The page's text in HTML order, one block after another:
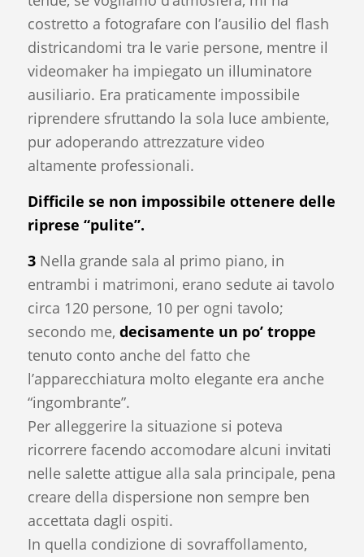
costretto a fotografare con l’ausilio del flash
districandomi tra le varie persone, mentre il
videomaker ha impiegato un illuminatore
ausiliario. Era praticamente impossibile
riprendere sfruttando la sola luce ambiente,
pur adoperando attrezzature video
altamente professionali.
Difficile se non impossibile ottenere delle
riprese “pulite”.
3Nella grande sala al primo piano, in
entrambi i matrimoni, erano sedute ai tavolo
circa 120 persone, 10 per ogni tavolo;
secondo me, decisamente un po’ troppe
tenuto conto anche del fatto che
l’apparecchiatura molto elegante era anche
“ingombrante”.
Per alleggerire la situazione si poteva
ricorrere facendo accomodare alcuni invitati
nelle salette attigue alla sala principale, pena
creare della dispersione non sempre ben
accettata dagli ospiti.
In quella condizione di sovraffollamento,